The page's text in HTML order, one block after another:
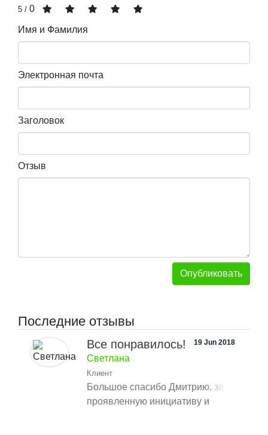
0
/ 5
Имя и Фамилия
Электронная почта
Заголовок
Отзыв
Опубликовать
Последние отзывы
19 Jun 2018
Все понравилось!
Светлана
Клиент
Большое спасибо Дмитрию, за
проявленную инициативу и